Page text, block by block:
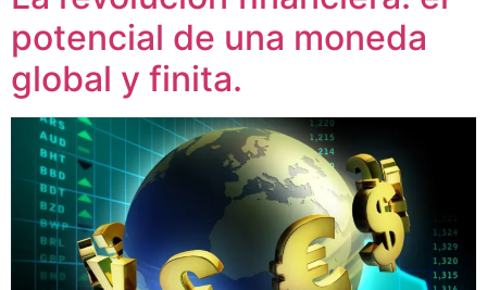
potencial de una moneda
global y finita.